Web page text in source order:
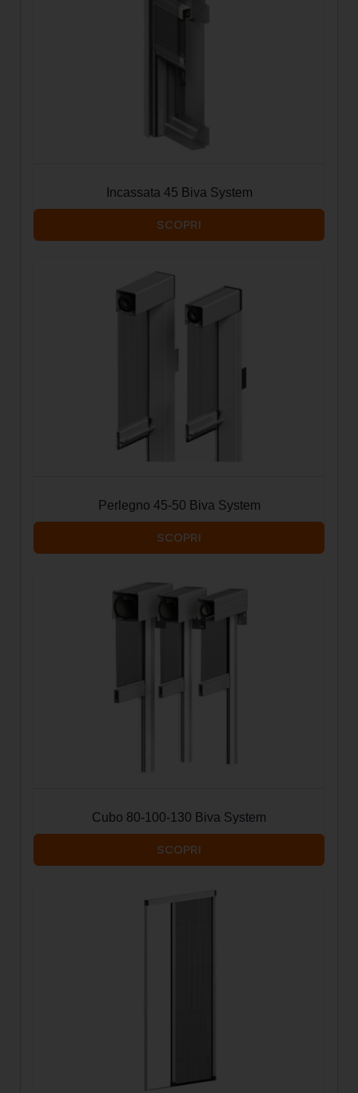
Incassata 45 Biva System
SCOPRI
Perlegno 45-50 Biva System
SCOPRI
Cubo 80-100-130 Biva System
SCOPRI